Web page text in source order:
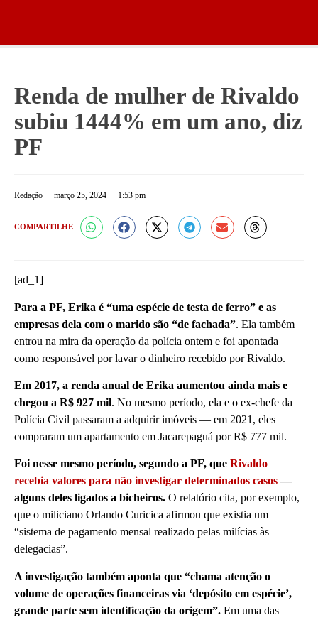
Renda de mulher de Rivaldo
subiu 1444% em um ano, diz
PF
Redação março 25, 2024 1:53 pm
COMPARTILHE
[ad_1]
Para a PF, Erika é “uma espécie de testa de ferro” e as
empresas dela com o marido são “de fachada”. Ela também
entrou na mira da operação da polícia ontem e foi apontada
como responsável por lavar o dinheiro recebido por Rivaldo.
Em 2017, a renda anual de Erika aumentou ainda mais e
chegou a R$ 927 mil. No mesmo período, ela e o ex-chefe da
Polícia Civil passaram a adquirir imóveis — em 2021, eles
compraram um apartamento em Jacarepaguá por R$ 777 mil.
Foi nesse mesmo período, segundo a PF, que Rivaldo
recebia valores para não investigar determinados casos—
alguns deles ligados a bicheiros. O relatório cita, por exemplo,
que o miliciano Orlando Curicica afirmou que existia um
“sistema de pagamento mensal realizado pelas milícias às
delegacias”.
A investigação também aponta que “chama atenção o
volume de operações financeiras via ‘depósito em espécie’,
grande parte sem identificação da origem”. Em uma das